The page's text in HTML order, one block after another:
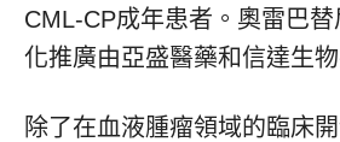
CML-CP成年患者。奧雷巴
化推廣由亞盛醫藥和信達生物
除了在血液腫瘤領域的臨床